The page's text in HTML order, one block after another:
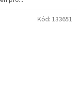
Kód: 133651